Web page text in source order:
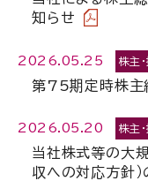
知らせ
2026.05.25 株主
第75期定時株主
2026.05.20 株主
当社株式等の大
収への対応方針